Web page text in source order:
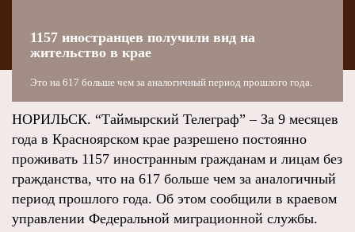
1157 иностранцев получили вид на
жительство в крае
Это на 617 больше чем за аналогичный период прошлого года.
НОРИЛЬСК. “Таймырский Телеграф” – За 9 месяцев
года в Красноярском крае разрешено постоянно
проживать 1157 иностранным гражданам и лицам без
гражданства, что на 617 больше чем за аналогичный
период прошлого года. Об этом сообщили в краевом
управлении Федеральной миграционной службы.